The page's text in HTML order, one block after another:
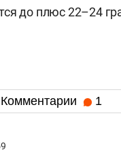
до плюс 22–24
Комментарии 1